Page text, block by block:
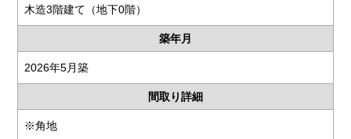
木造3階建て（地下0階）
築年月
2026年5月築
間取り詳細
※角地